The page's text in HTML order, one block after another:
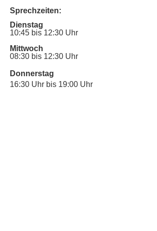
Sprechzeiten:
Dienstag
10:45 bis 12:30 Uhr
Mittwoch
08:30 bis 12:30 Uhr
Donnerstag
16:30 Uhr bis 19:00 Uhr